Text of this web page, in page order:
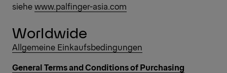
siehewww.palfinger-asia.com
Worldwide
Allgemeine Einkaufsbedingungen
General Terms and Conditions of Purchasing